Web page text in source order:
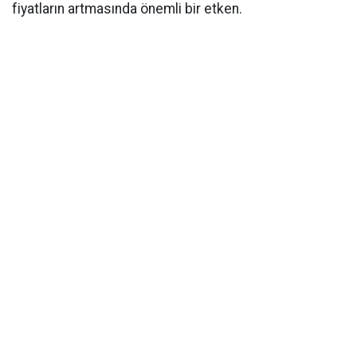
fiyatların artmasında önemli bir etken.